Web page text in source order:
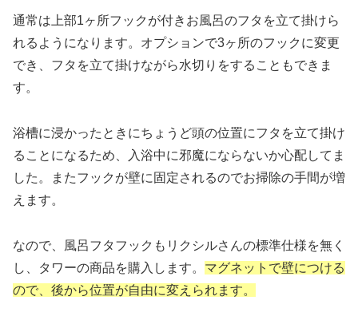
通常は上部1ヶ所フックが付きお風呂のフタを立て掛けら
れるようになります。オプションで3ヶ所のフックに変更
でき、フタを立て掛けながら水切りをすることもできま
す。
浴槽に浸かったときにちょうど頭の位置にフタを立て掛け
ることになるため、入浴中に邪魔にならないか心配してま
した。またフックが壁に固定されるのでお掃除の手間が増
えます。
なので、風呂フタフックもリクシルさんの標準仕様を無く
し、タワーの商品を購入します。 マグネットで壁につける
ので、後から位置が自由に変えられます。